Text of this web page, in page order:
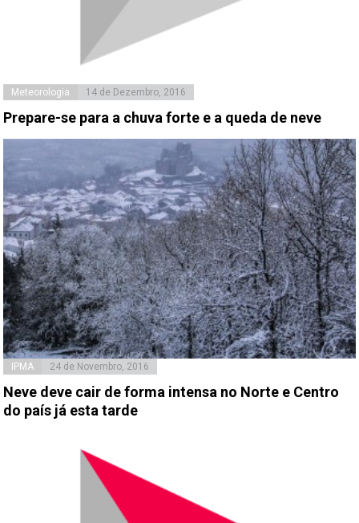
Meteorologia 14 de Dezembro, 2016
Prepare-se para a chuva forte e a queda de neve
IPMA 24 de Novembro, 2016
Neve deve cair de forma intensa no Norte e Centro
do país já esta tarde